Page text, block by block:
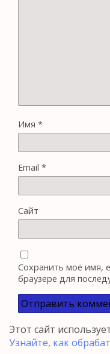
Имя *
Email *
Сайт
Сохранить моё имя,
браузере для
Этот сайт
Узнайте, как